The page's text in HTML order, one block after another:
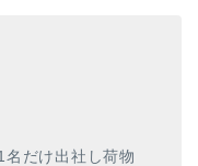
だけ出社し荷物